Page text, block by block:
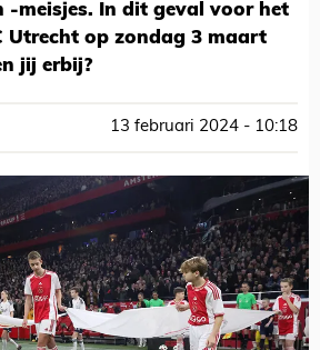
-meisjes. In dit geval voor het
Utrecht op zondag 3 maart
jij erbij?
13 februari 2024 - 10:18